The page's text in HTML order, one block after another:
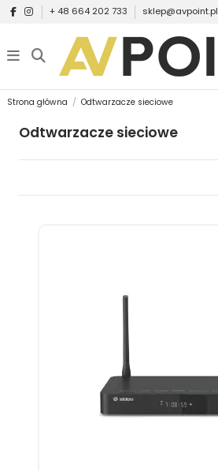
+ 48 664 202 733 sklep@avpoint.pl
Strona główna Odtwarzacze sieciowe
Odtwarzacze sieciowe